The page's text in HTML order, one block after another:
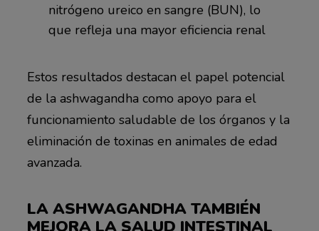
nitrógeno ureico en sangre (BUN), lo
que refleja una mayor eficiencia renal
Estos resultados destacan el papel potencial
de la ashwagandha como apoyo para el
funcionamiento saludable de los órganos y la
eliminación de toxinas en animales de edad
avanzada.
LA ASHWAGANDHA TAMBIÉN